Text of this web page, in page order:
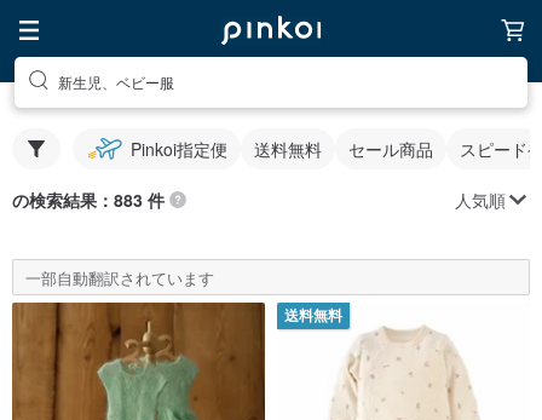
新生児、ベビー服
Pinkoi指定便 送料無料 セール商品 スピード
の検索結果：883 件 人気順
一部自動翻訳されています
送料無料